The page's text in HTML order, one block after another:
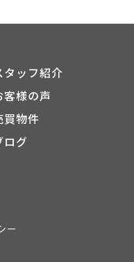
タッフ紹介
客様の声
買物件
ログ
ー